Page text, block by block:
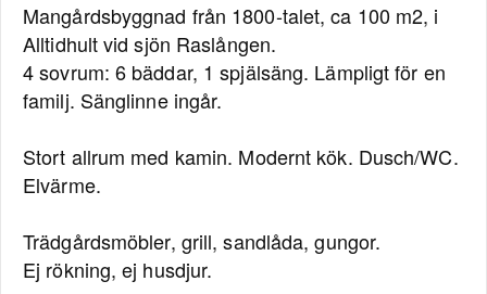
Mangårdsbyggnad från 1800-talet, ca 100 m2, i
Alltidhult vid sjön Raslången.
4 sovrum: 6 bäddar, 1 spjälsäng. Lämpligt för en
familj. Sänglinne ingår.
Stort allrum med kamin. Modernt kök. Dusch/WC.
Elvärme.
Trädgårdsmöbler, grill, sandlåda, gungor.
Ej rökning, ej husdjur.